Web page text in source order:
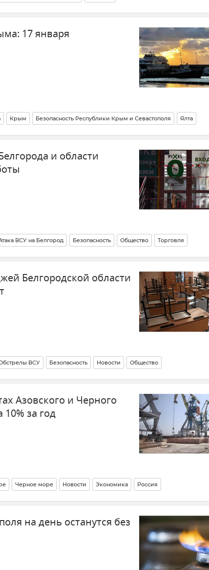
В мире Новости СВО
17 января
Крым Безопасность Республики Крым и Севастополя Ялта
Крымская погода Штормовое предупреждение Туризм в Крыму
Крещение в Крымуи области
ВСУ на Белгород Безопасность Общество Торговля
Обстрелы ВСУ Обстрелы Белгородской области
Белгородской области
ВСУ Безопасность Новости Общество
Азовского и Черного
за год
Черное море Новости Экономика Россия
на день останутся без